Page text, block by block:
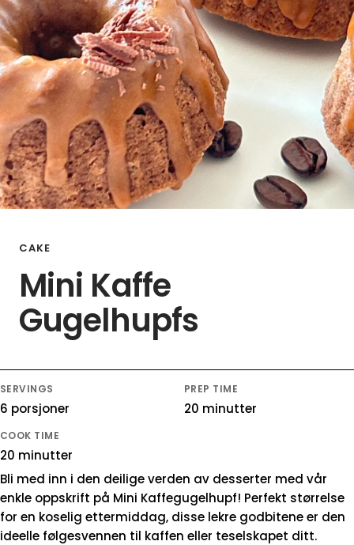
CAKE
Mini Kaffe
Gugelhupfs
SERVINGS
6 porsjoner
PREP TIME
20 minutter
COOK TIME
20 minutter
Bli med inn i den deilige verden av desserter med vår
enkle oppskrift på Mini Kaffegugelhupf! Perfekt størrelse
for en koselig ettermiddag, disse lekre godbitene er den
ideelle følgesvennen til kaffen eller teselskapet ditt.